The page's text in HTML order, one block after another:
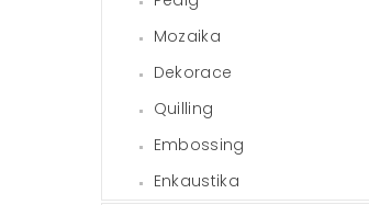
Mozaika
Dekorace
Quilling
Embossing
Enkaustika